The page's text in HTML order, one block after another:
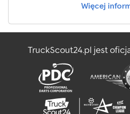
Więcej
TruckScout24.pl jest